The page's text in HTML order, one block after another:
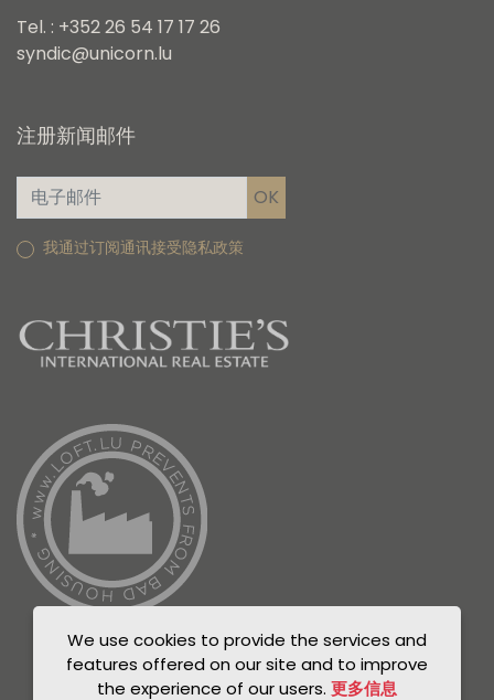
Tel. : +352 26 54 17 17 26
syndic@unicorn.lu
注册新闻邮件
我通过订阅通讯接受隐私政策
We use cookies to provide the services and
features offered on our site and to improve
the experience of our users. 更多信息